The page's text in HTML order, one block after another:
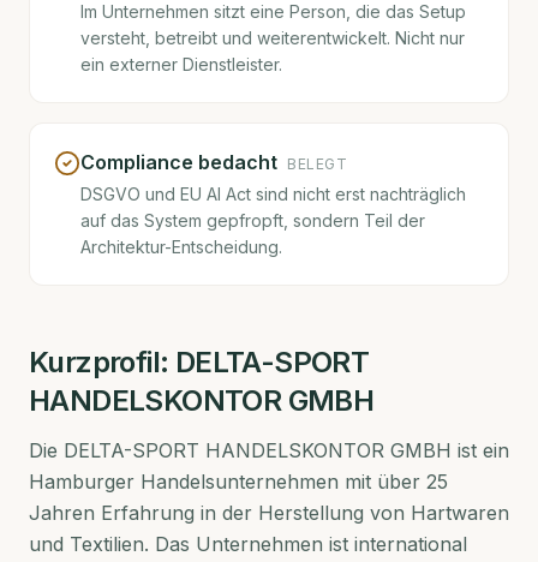
Im Unternehmen sitzt eine Person, die das Setup
versteht, betreibt und weiterentwickelt. Nicht nur
ein externer Dienstleister.
Compliance bedacht BELEGT
DSGVO und EU AI Act sind nicht erst nachträglich
auf das System gepfropft, sondern Teil der
Architektur-Entscheidung.
Kurzprofil: DELTA-SPORT
HANDELSKONTOR GMBH
Die DELTA-SPORT HANDELSKONTOR GMBH ist ein
Hamburger Handelsunternehmen mit über 25
Jahren Erfahrung in der Herstellung von Hartwaren
und Textilien. Das Unternehmen ist international